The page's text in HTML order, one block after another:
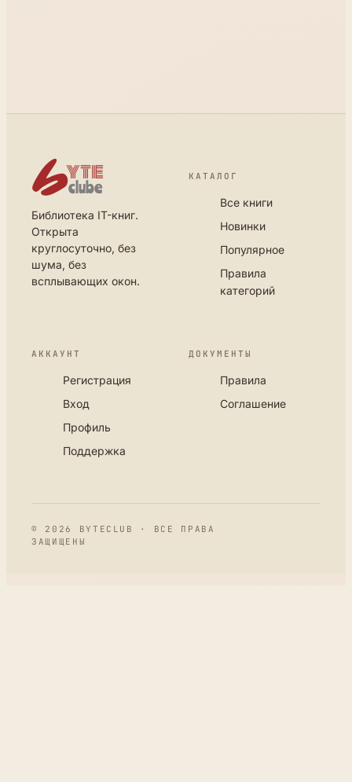
Библиотека IT-книг.
Открыта
круглосуточно, без
шума, без
всплывающих окон.
КАТАЛОГ
Все книги
Новинки
Популярное
Правила
категорий
АККАУНТ
Регистрация
Вход
Профиль
Поддержка
ДОКУМЕНТЫ
Правила
Соглашение
© 2026 BYTECLUB · ВСЕ ПРАВА
ЗАЩИЩЕНЫ